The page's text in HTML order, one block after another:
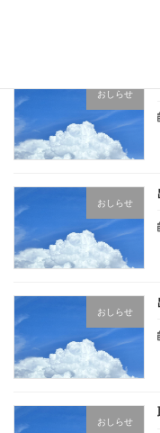
おしらせ
おしらせ
おしらせ
おしらせ